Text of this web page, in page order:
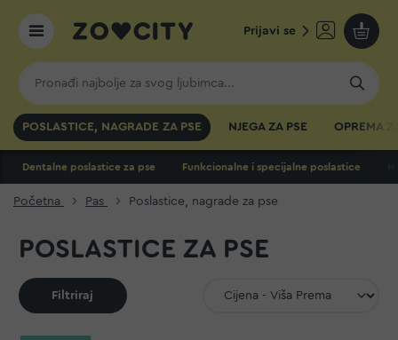
Prijavi se
Moja
POSLASTICE, NAGRADE ZA PSE NJEGA ZA PSE OPREMA
Dentalne poslastice za pse Funkcionalne i specijalne poslastice
Početna Pas Poslastice, nagrade za pse
POSLASTICE ZA PSE
Filtriraj